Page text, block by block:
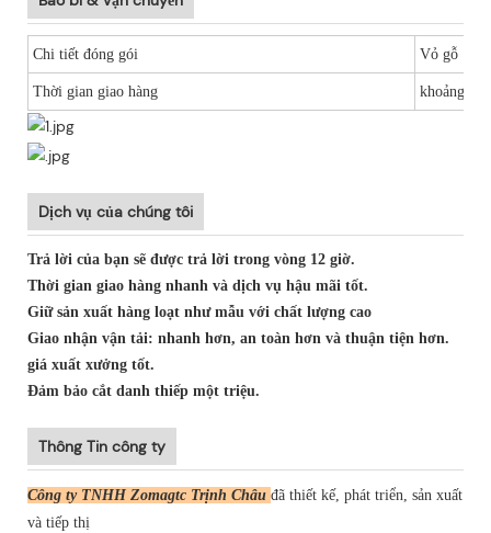
Chi tiết đóng gói Vỏ gỗ
Thời gian giao hàng khoảng 10
Dịch vụ của chúng tôi
Trả lời của bạn sẽ được trả lời trong vòng 12 giờ.
Thời gian giao hàng nhanh và dịch vụ hậu mãi tốt.
Giữ sản xuất hàng loạt như mẫu với chất lượng cao
Giao nhận vận tải: nhanh hơn, an toàn hơn và thuận tiện hơn.
giá xuất xưởng tốt.
Đảm bảo cắt danh thiếp một triệu.
Thông Tin công ty
Công ty TNHH Zomagtc Trịnh Châu đã thiết kế, phát triển, sản xuất
và tiếp thị